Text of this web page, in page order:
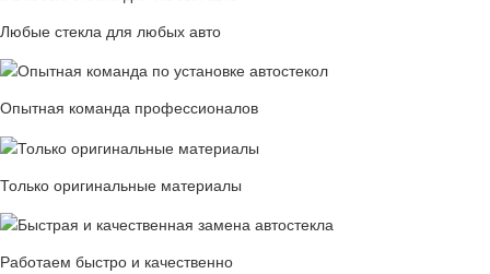
Любые стекла для любых авто
Опытная команда профессионалов
Только оригинальные материалы
Работаем быстро и качественно